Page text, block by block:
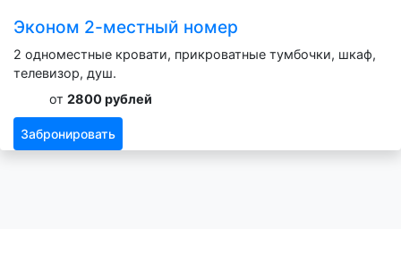
Эконом 2-местный номер
2 одноместные кровати, прикроватные тумбочки, шкаф,
телевизор, душ.
от 2800 рублей
Забронировать